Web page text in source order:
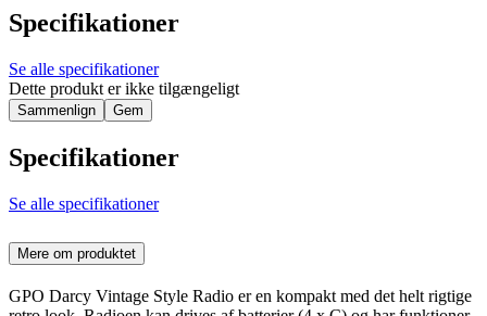
Specifikationer
Se alle specifikationer
Dette produkt er ikke tilgængeligt
Sammenlign Gem
Specifikationer
Se alle specifikationer
Mere om produktet
GPO Darcy Vintage Style Radio er en kompakt med det helt rigtige